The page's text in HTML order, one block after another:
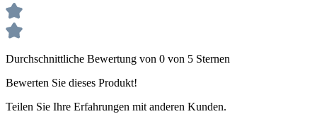
Durchschnittliche Bewertung von 0 von 5 Sternen
Bewerten Sie dieses Produkt!
Teilen Sie Ihre Erfahrungen mit anderen Kunden.